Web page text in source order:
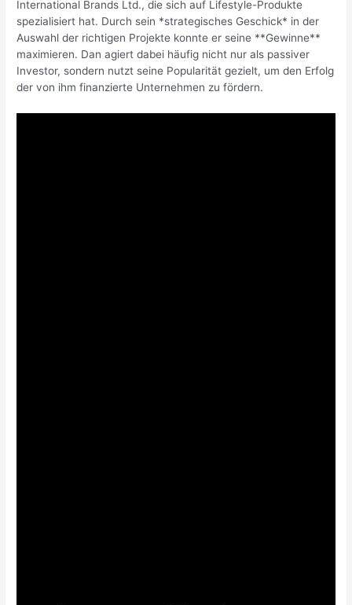
International Brands Ltd., die sich auf Lifestyle-Produkte
spezialisiert hat. Durch sein *strategisches Geschick* in der
Auswahl der richtigen Projekte konnte er seine **Gewinne**
maximieren. Dan agiert dabei häufig nicht nur als passiver
Investor, sondern nutzt seine Popularität gezielt, um den Erfolg
der von ihm finanzierte Unternehmen zu fördern.